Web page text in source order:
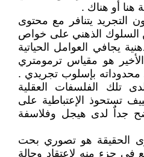
هنا أو هناك .
التجريد يتنافر مع محتوى
السلوك الذهني على خواص
يجافي العوامل الحياتية
هو مقياس ترمومتري
بإسلوب تجريدي .
تلك الفلسفات العقلية
تستحوذ الإعتباطية على
جداٌ لدى هيجل وفلاسفة
الحقيقة هو تصوري بحت
جزء منه لإعتقاد وحالة